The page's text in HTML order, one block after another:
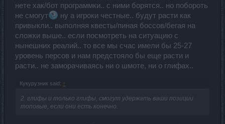
нете хак/бот программки.. с ними борятся.. но побороть
не смогут
ну а игроки честные.. будут расти как
привыкли.. выполняя квесты/пиная боссов/бегая на
сложки выше.. если посмотреть на ситуацию с
нынешних реалий.. то все мы счас имели бы 25-27
уровень персов и нам предстояло бы еще расти и
расти.. не заморачиваясь ни о шмоте, ни о глифах..
Кукурузник said: ↑
2. глифы и только глифы, смогут удержать ваши позиции
топовые, если они есть конечно.